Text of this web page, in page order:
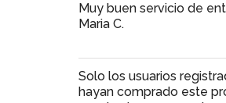
Muy buen servicio de
Maria C.
Solo los usuarios
hayan comprado este